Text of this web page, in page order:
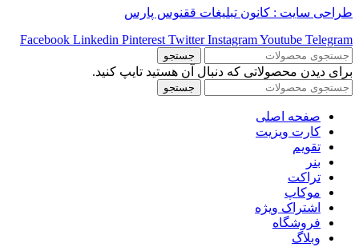
طراحی سایت : کانون تبلیغات ققنوس پارس
Facebook Linkedin Pinterest Twitter InstagramYoutube Telegram
جستجو
برای دیدن محصولاتی که دنبال آن هستید تایپ کنید.
جستجو
صفحه اصلی
کارت ویزیت
تقویم
بنر
تراکت
موکاپ
اشتراک ویژه
فروشگاه
وبلاگ